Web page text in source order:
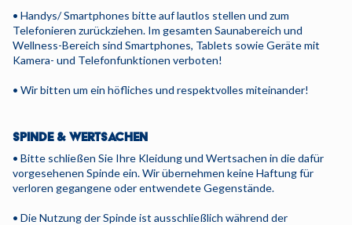
• Handys/ Smartphones bitte auf lautlos stellen und zum
Telefonieren zurückziehen. Im gesamten Saunabereich und
Wellness-Bereich sind Smartphones, Tablets sowie Geräte mit
Kamera- und Telefonfunktionen verboten!
• Wir bitten um ein höfliches und respektvolles miteinander!
SPINDE & WERTSACHEN
• Bitte schließen Sie Ihre Kleidung und Wertsachen in die dafür
vorgesehenen Spinde ein. Wir übernehmen keine Haftung für
verloren gegangene oder entwendete Gegenstände.
• Die Nutzung der Spinde ist ausschließlich während der